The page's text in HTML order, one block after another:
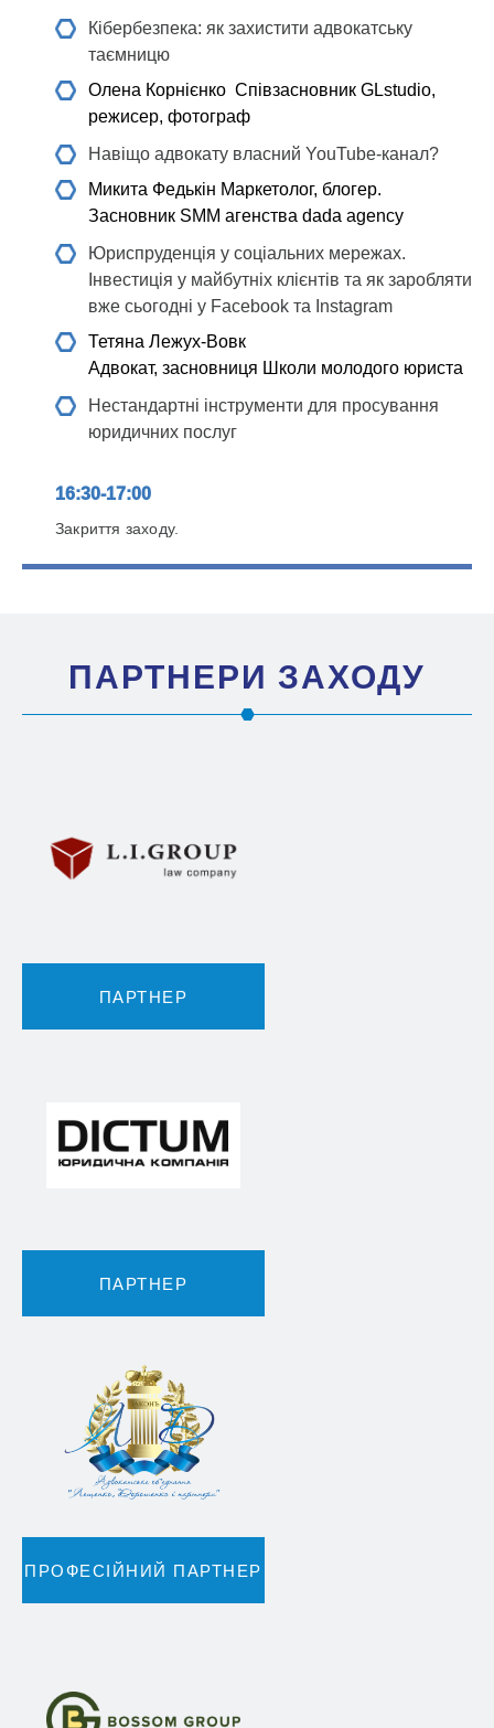
Кібербезпека: як захистити адвокатську
таємницю
Олена Корнієнко Співзасновник GLstudio,
режисер, фотограф
Навіщо адвокату власний YouTube-канал?
Микита Федькін Маркетолог, блогер.
Засновник SMM агенства dada agency
Юриспруденція у соціальних мережах.
Інвестиція у майбутніх клієнтів та як заробляти
вже сьогодні у Facebook та Instagram
Тетяна Лежух-Вовк
Адвокат, засновниця Школи молодого юриста
Нестандартні інструменти для просування
юридичних послуг
16:30-17:00
Закриття заходу.
ПАРТНЕРИ ЗАХОДУ
ПАРТНЕР
ПАРТНЕР
ПРОФЕСІЙНИЙ ПАРТНЕР